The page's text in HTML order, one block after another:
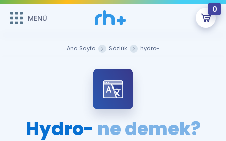
MENÜ
0
Sepetin Şu An Boş.
Remzi Hoca ile seni sınava hazırlayacak onlarca eğitim seni
bekliyor!
MENÜ
Ana Sayfa Sözlük hydro-
Hydro- ne demek?